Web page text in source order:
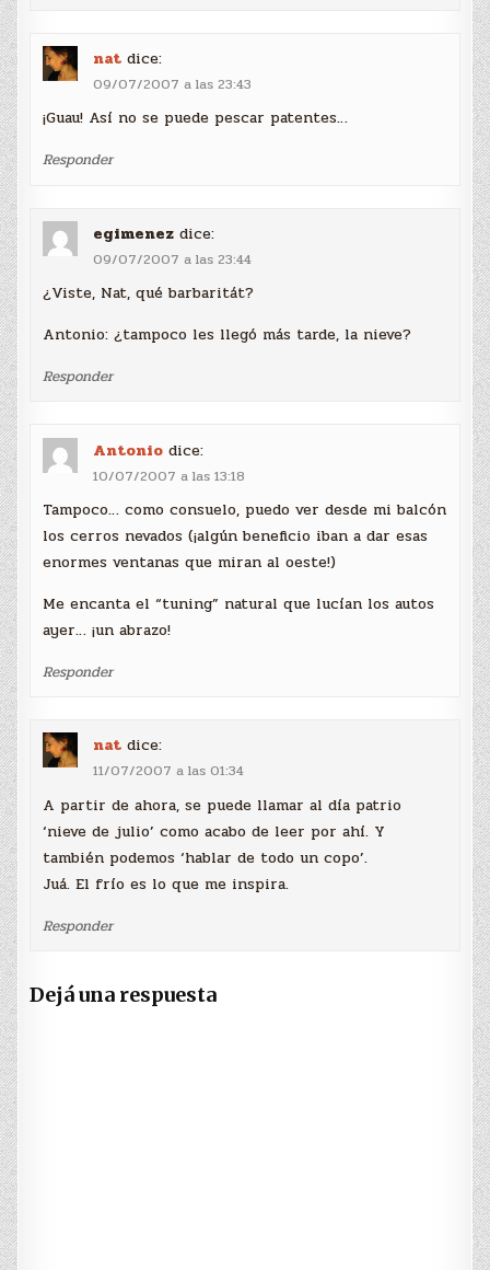
nat dice:
09/07/2007 a las 23:43
¡Guau! Así no se puede pescar patentes…
Responder
egimenez dice:
09/07/2007 a las 23:44
¿Viste, Nat, qué barbaritát?
Antonio: ¿tampoco les llegó más tarde, la nieve?
Responder
Antonio dice:
10/07/2007 a las 13:18
Tampoco… como consuelo, puedo ver desde mi balcón
los cerros nevados (¡algún beneficio iban a dar esas
enormes ventanas que miran al oeste!)
Me encanta el “tuning” natural que lucían los autos
ayer… ¡un abrazo!
Responder
nat dice:
11/07/2007 a las 01:34
A partir de ahora, se puede llamar al día patrio
‘nieve de julio’ como acabo de leer por ahí. Y
también podemos ‘hablar de todo un copo’.
Juá. El frío es lo que me inspira.
Responder
Dejá una respuesta